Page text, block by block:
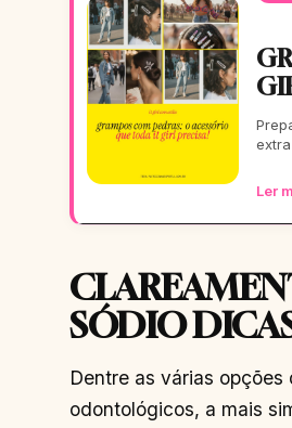
Ler
SÓDIO
Dentre as várias opções
odontológicos, a mais